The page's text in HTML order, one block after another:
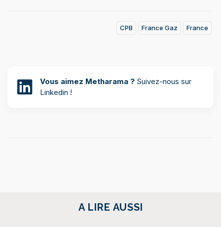
CPB France Gaz France
Vous aimez Metharama ? Suivez-nous sur
Linkedin !
A LIRE AUSSI